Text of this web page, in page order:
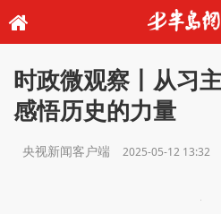
时政微观察丨从习
感悟历史的力量
央视新闻客户端 2025-05-12 13:32